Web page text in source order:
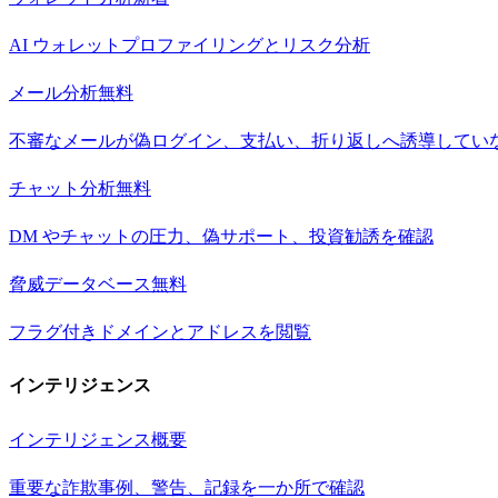
AI ウォレットプロファイリングとリスク分析
メール分析無料
不審なメールが偽ログイン、支払い、折り返しへ誘導してい
チャット分析無料
DM やチャットの圧力、偽サポート、投資勧誘を確認
脅威データベース無料
フラグ付きドメインとアドレスを閲覧
インテリジェンス
インテリジェンス概要
重要な詐欺事例、警告、記録を一か所で確認